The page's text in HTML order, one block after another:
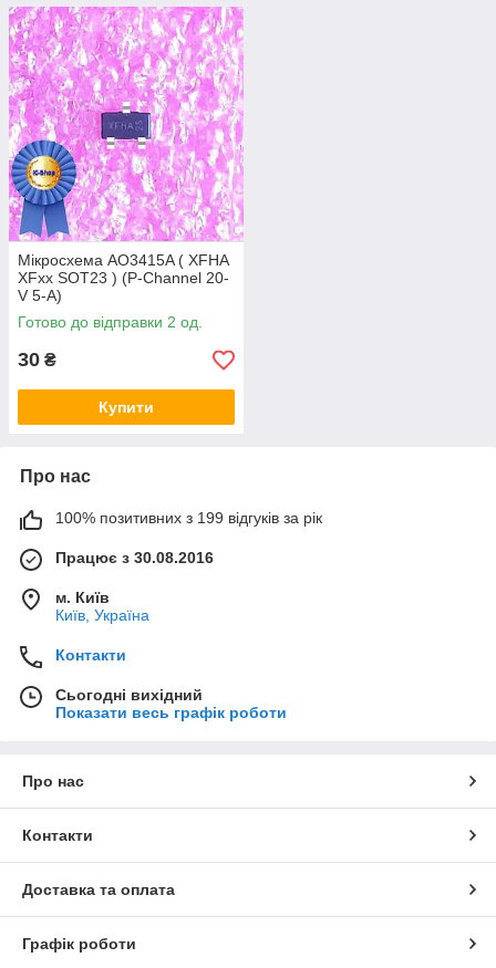
Мікросхема AO3415A ( XFHA
XFxx SOT23 ) (P-Channel 20-
V 5-A)
Готово до відправки 2 од.
30 ₴
Купити
Про нас
100% позитивних з 199 відгуків за рік
Працює з 30.08.2016
м. Київ
Київ, Україна
Контакти
Сьогодні вихідний
Показати весь графік роботи
Про нас
Контакти
Доставка та оплата
Графік роботи